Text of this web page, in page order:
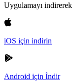
Uygulamayı
iOS için indirin
Android için İndir